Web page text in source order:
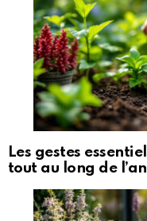
Les gestes
tout au long de